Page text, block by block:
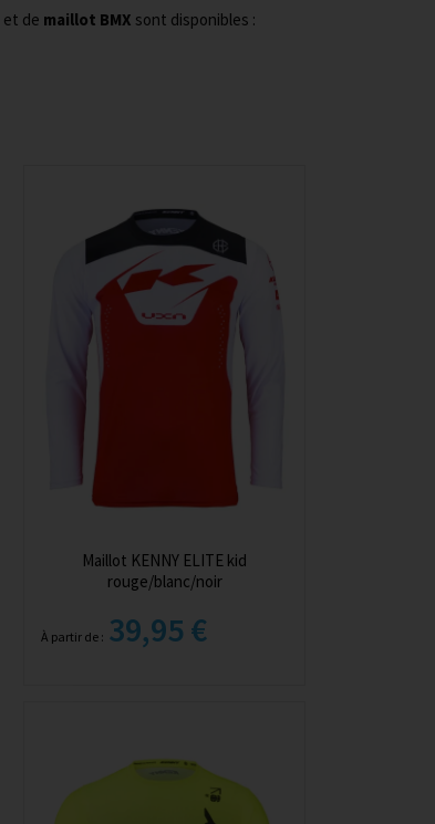
et de maillot BMX sont disponibles :
Maillot KENNY ELITE kid
rouge/blanc/noir
À partir de : 39,95 €